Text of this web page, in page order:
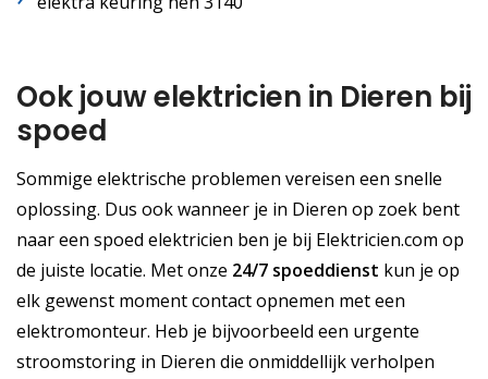
Ook jouw elektricien in Dieren bij
spoed
Sommige elektrische problemen vereisen een snelle
oplossing. Dus ook wanneer je in Dieren op zoek bent
naar een spoed elektricien ben je bij Elektricien.com op
de juiste locatie. Met onze 24/7 spoeddienst kun je op
elk gewenst moment contact opnemen met een
elektromonteur. Heb je bijvoorbeeld een urgente
stroomstoring in Dieren die onmiddellijk verholpen